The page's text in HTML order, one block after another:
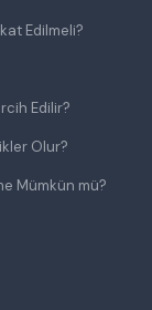
Edilmeli?
Edilir?
Olur?
Mümkün mü?